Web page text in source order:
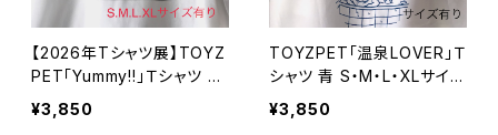
【2026年Tシャツ展】TOYZ
PET「Yummy!!」Ｔシャツ ホ
ワイト S・M・L・XLサイズ【ハ
ンドメイドTシャツ・作家作
¥3,850
TOYZPET「温泉LOVER」Ｔ
シャツ 青 S・M・L・XLサイズ
(Unisex)【ハンドメイドTシ
ャツ・作家作品】
¥3,850